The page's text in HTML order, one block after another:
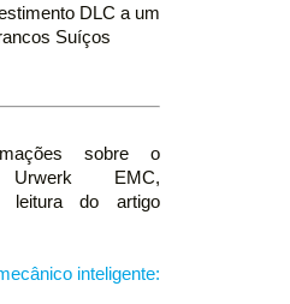
DLC a um
Suíços
sobre o
EMC,
leitura do artigo
inteligente: